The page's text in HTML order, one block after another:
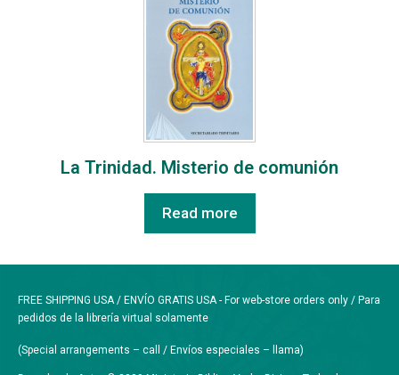
La Trinidad. Misterio de comunión
Read more
FREE SHIPPING USA / ENVÍO GRATIS USA - For web-store orders only / Para
pedidos de la librería virtual solamente
(Special arrangements – call / Envíos especiales – llama)